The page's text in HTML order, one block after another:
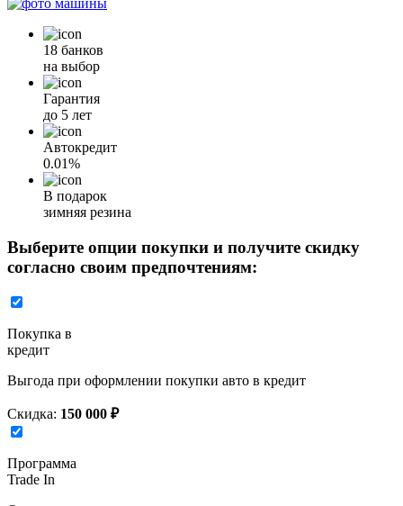
18 банков
на выбор
Гарантия
до 5 лет
Автокредит
0.01%
В подарок
зимняя резина
Выберите опции покупки и получите скидку
согласно своим предпочтениям:
Покупка в
кредит
Выгода при оформлении покупки авто в кредит
Скидка: 150 000 ₽
Программа
Trade In